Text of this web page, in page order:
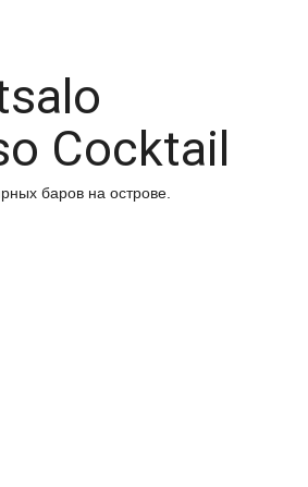
Cocktail
баров на острове.